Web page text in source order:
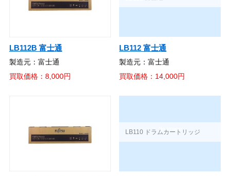
LB112B 富士通
製造元：富士通
買取価格：8,000円
LB112 富士通
製造元：富士通
買取価格：14,000円